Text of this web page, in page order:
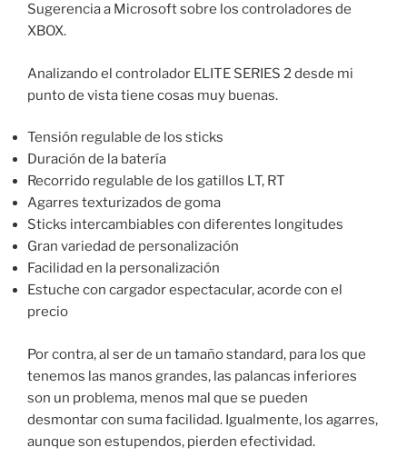
Sugerencia a Microsoft sobre los controladores de
XBOX.
Analizando el controlador ELITE SERIES 2 desde mi
punto de vista tiene cosas muy buenas.
Tensión regulable de los sticks
Duración de la batería
Recorrido regulable de los gatillos LT, RT
Agarres texturizados de goma
Sticks intercambiables con diferentes longitudes
Gran variedad de personalización
Facilidad en la personalización
Estuche con cargador espectacular, acorde con el
precio
Por contra, al ser de un tamaño standard, para los que
tenemos las manos grandes, las palancas inferiores
son un problema, menos mal que se pueden
desmontar con suma facilidad. Igualmente, los agarres,
aunque son estupendos, pierden efectividad.